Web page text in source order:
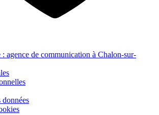
: agence de communication à Chalon-sur-
données